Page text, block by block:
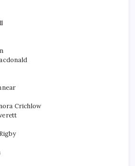
Crichlow